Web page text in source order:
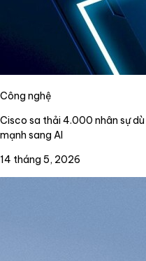
Công nghệ
Cisco sa thải 4.000 nhân sự
mạnh sang AI
14 tháng 5, 2026